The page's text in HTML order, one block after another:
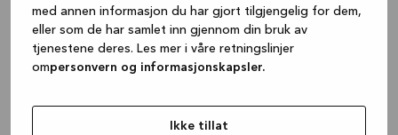
med annen informasjon du har gjort tilgjengelig for dem,
eller som de har samlet inn gjennom din bruk av
tjenestene deres. Les mer i våre retningslinjer
ompersonvern og informasjonskapsler.
Ikke tillat
(see the browser console for more